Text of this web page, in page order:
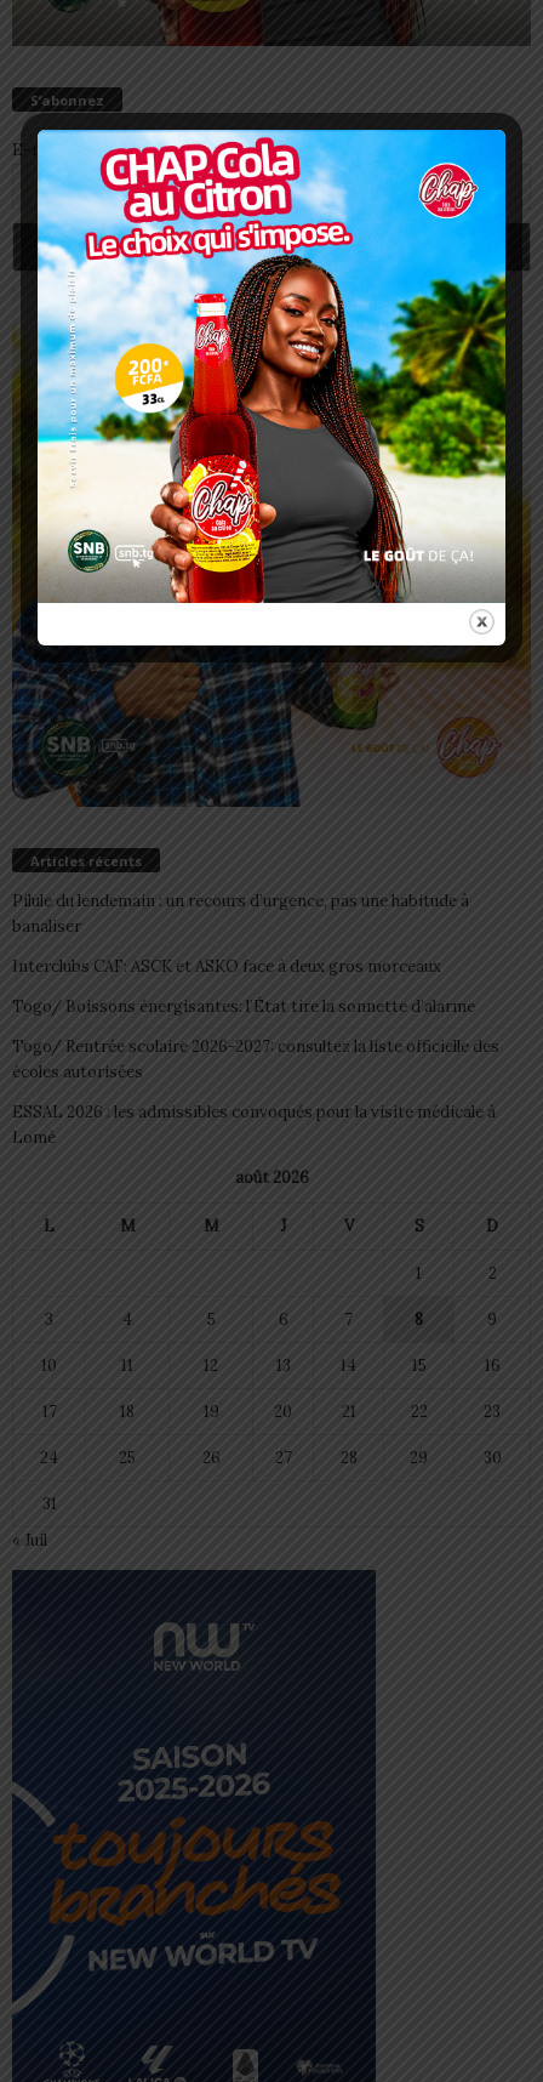
S’abonnez
E-mail
Articles récents
Pilule du lendemain : un recours d’urgence, pas une habitude à
banaliser
Interclubs CAF: ASCK et ASKO face à deux gros morceaux
Togo/ Boissons énergisantes: l’État tire la sonnette d’alarme
Togo/ Rentrée scolaire 2026-2027: consultez la liste officielle des
écoles autorisées
ESSAL 2026 : les admissibles convoqués pour la visite médicale à
Lomé
août 2026
L M M J V S D
1 2
3 4 5 6 7 8 9
10 11 12 13 14 15 16
17 18 19 20 21 22 23
24 25 26 27 28 29 30
31
« Juil